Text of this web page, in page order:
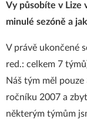
Vy působíte v Lize
minulé sezóně a
V právě ukončené
red.: celkem 7
Náš tým měl
ročníku 2007 a
některým týmům